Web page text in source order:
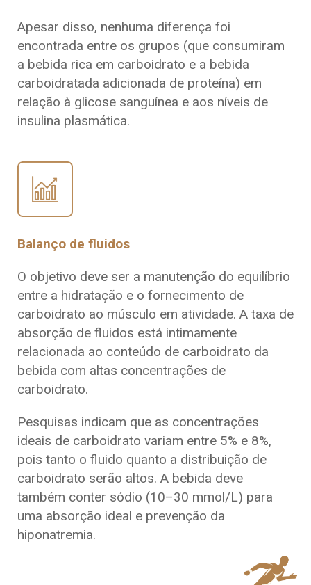
Apesar disso, nenhuma diferença foi
encontrada entre os grupos (que consumiram
a bebida rica em carboidrato e a bebida
carboidratada adicionada de proteína) em
relação à glicose sanguínea e aos níveis de
insulina plasmática.
Balanço de fluidos
O objetivo deve ser a manutenção do equilíbrio
entre a hidratação e o fornecimento de
carboidrato ao músculo em atividade. A taxa de
absorção de fluidos está intimamente
relacionada ao conteúdo de carboidrato da
bebida com altas concentrações de
carboidrato.
Pesquisas indicam que as concentrações
ideais de carboidrato variam entre 5% e 8%,
pois tanto o fluido quanto a distribuição de
carboidrato serão altos. A bebida deve
também conter sódio (10–30 mmol/L) para
uma absorção ideal e prevenção da
hiponatremia.